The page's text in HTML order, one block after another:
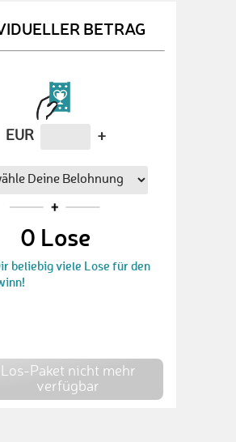
BETRAG
EUR +
0 Lose
beliebig viele Lose für den
Los-Paket nicht mehr
verfügbar